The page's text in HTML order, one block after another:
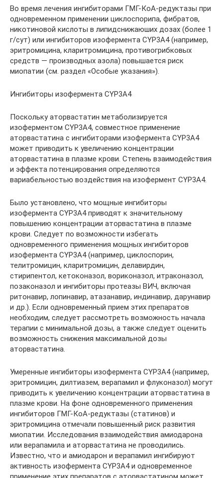
Во время лечения ингибиторами ГМГ-КоА-редуктазы при
одновременном применении циклоспорипа, фибратов,
никотиновой кислоты в липидснижаюших дозах (более 1
г/сут) или ингибиторов изофермента CYP3A4 (например,
эритромицина, кларитромицина, противогрибковых
средств — производных азола) повышается риск
миопатии (см. раздел «Особые указания»).
Ингибиторы изофермента CYP3A4
Поскольку аторвастатин метаболизируется
изоферментом CYP3A4, совместное применение
аторвастатина с ингибиторами изофермента CYP3A4
может приводить к увеличению концентрации
аторвастатина в плазме крови. Степень взаимодействия
и эффекта потенцирования определяются
вариабельностью воздействия на изофермент CYP3A4.
Было установлено, что мощные ингибиторы
изофермента CYP3A4 приводят к значительному
повышению концентрации аторвастатина в плазме
крови. Следует по возможности избегать
одновременного применения мощных ингибиторов
изофермента CYP3A4 (например, циклоспорин,
телитромицин, кларитромицин, делавирдин,
стирипентол, кетоконазол, вориконазол, итраконазол,
позаконазол и ингибиторы протеазы ВИЧ, включая
ритонавир, лопинавир, атазанавир, индинавир, дарунавир
и др.). Если одновременный прием этих препаратов
необходим, следует рассмотреть возможность начала
терапии с минимальной дозы, а также следует оценить
возможность снижения максимальной дозы
аторвастатина.
Умеренные ингибиторы изофермента CYP3A4 (например,
эритромицин, дилтиазем, верапамил и флуконазол) могут
приводить к увеличению концентрации аторвастатина в
плазме крови. На фоне одновременного применения
ингибиторов ГМГ-КоА-редуктазы (статинов) и
эритромицина отмечали повышенный риск развития
миопатии. Исследования взаимодействия амиодарона
или верапамила и аторвастатина не проводились.
Известно, что и амиодарон и верапамил ингибируют
активность изофермента CYP3A4 и одновременное